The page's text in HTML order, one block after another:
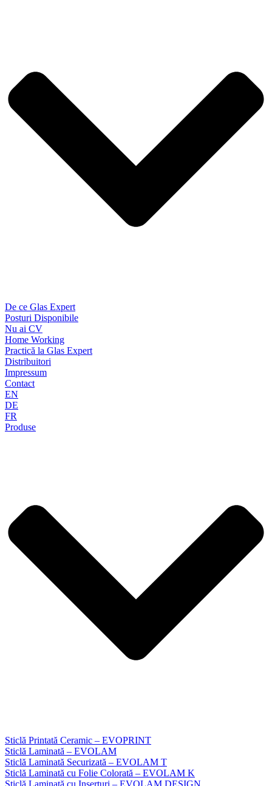
De ce Glas Expert
Posturi Disponibile
Nu ai CV
Home Working
Practică la Glas Expert
Distribuitori
Impressum
Contact
EN
DE
FR
Produse
Sticlă Printată Ceramic – EVOPRINT
Sticlă Laminată – EVOLAM
Sticlă Laminată Securizată – EVOLAM T
Sticlă Laminată cu Folie Colorată – EVOLAM K
Sticlă Laminată cu Inserturi – EVOLAM DESIGN